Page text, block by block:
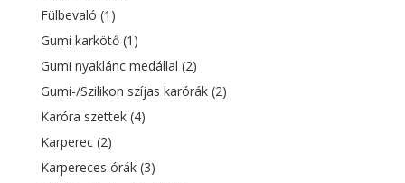
Fülbevaló (1)
Gumi karkötő (1)
Gumi nyaklánc medállal (2)
Gumi-/Szilikon szíjas karórák (2)
Karóra szettek (4)
Karperec (2)
Karpereces órák (3)